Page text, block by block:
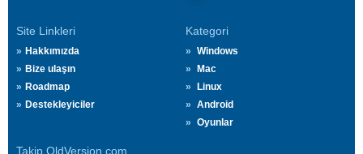
Site Linkleri
Hakkımızda
Bize ulaşın
Roadmap
Destekleyiciler
Kategori
Windows
Mac
Linux
Android
Oyunlar
Takip OldVersion.com